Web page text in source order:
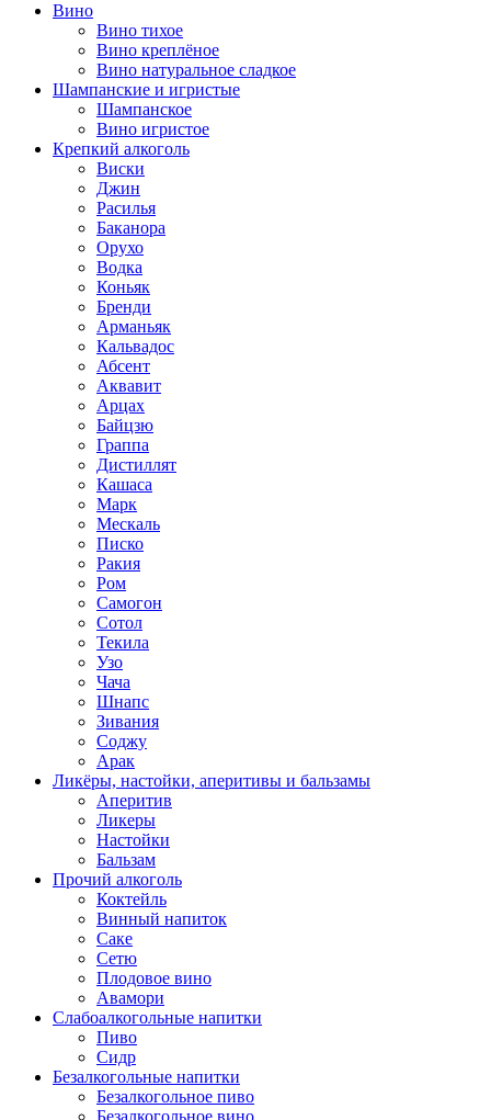
Вино
Вино тихое
Вино креплёное
Вино натуральное сладкое
Шампанские и игристые
Шампанское
Вино игристое
Крепкий алкоголь
Виски
Джин
Расилья
Баканора
Орухо
Водка
Коньяк
Бренди
Арманьяк
Кальвадос
Абсент
Аквавит
Арцах
Байцзю
Граппа
Дистиллят
Кашаса
Марк
Мескаль
Писко
Ракия
Ром
Самогон
Сотол
Текила
Узо
Чача
Шнапс
Зивания
Соджу
Арак
Ликёры, настойки, аперитивы и бальзамы
Аперитив
Ликеры
Настойки
Бальзам
Прочий алкоголь
Коктейль
Винный напиток
Саке
Сетю
Плодовое вино
Авамори
Слабоалкогольные напитки
Пиво
Сидр
Безалкогольные напитки
Безалкогольное пиво
Безалкогольное вино